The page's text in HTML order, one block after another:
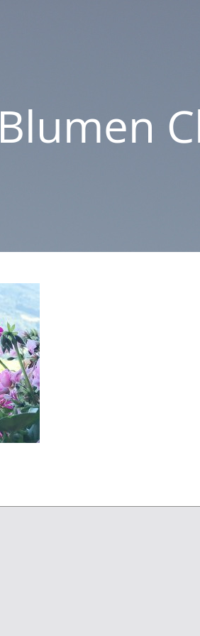
Blumen